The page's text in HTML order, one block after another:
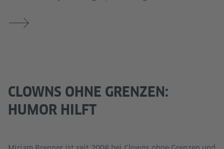
CLOWNS OHNE GRENZEN:
HUMOR HILFT